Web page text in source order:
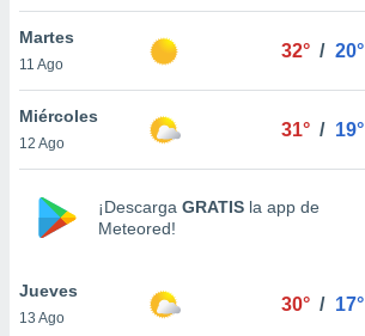
de
aceptar
de
Martes
11 Ago
32° / 20°
Miércoles
12 Ago
31° / 19°
¡Descarga GRATIS la app de
Meteored!
Jueves
13 Ago
30° / 17°